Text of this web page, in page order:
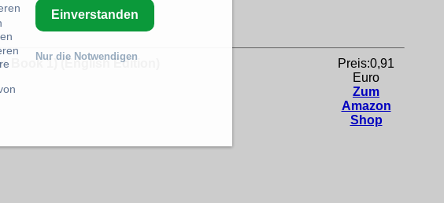
Book 1) (English Edition)
Preis:0,91
Euro
Zum
Amazon
Shop
Einverstanden
Nur die Notwendigen